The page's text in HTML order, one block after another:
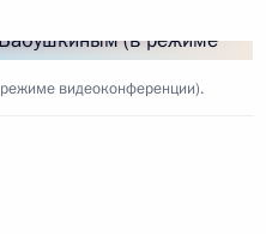
видеоконференции).